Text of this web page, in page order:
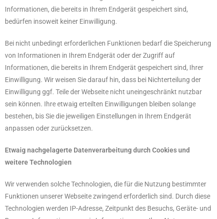
Informationen, die bereits in Ihrem Endgerät gespeichert sind,
bedürfen insoweit keiner Einwilligung.
Bei nicht unbedingt erforderlichen Funktionen bedarf die Speicherung
von Informationen in Ihrem Endgerät oder der Zugriff auf
Informationen, die bereits in Ihrem Endgerät gespeichert sind, Ihrer
Einwilligung. Wir weisen Sie darauf hin, dass bei Nichterteilung der
Einwilligung ggf. Teile der Webseite nicht uneingeschränkt nutzbar
sein können. Ihre etwaig erteilten Einwilligungen bleiben solange
bestehen, bis Sie die jeweiligen Einstellungen in Ihrem Endgerät
anpassen oder zurücksetzen.
Etwaig nachgelagerte Datenverarbeitung durch Cookies und
weitere Technologien
Wir verwenden solche Technologien, die für die Nutzung bestimmter
Funktionen unserer Webseite zwingend erforderlich sind. Durch diese
Technologien werden IP-Adresse, Zeitpunkt des Besuchs, Geräte- und